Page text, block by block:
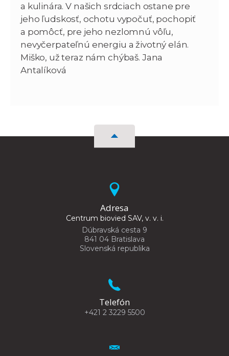
a kulinára. V našich srdciach ostane pre
jeho ľudskosť, ochotu vypočuť, pochopiť
a pomôcť, pre jeho nezlomnú vôľu,
nevyčerpateľnú energiu a životný elán.
Miško, už teraz nám chýbaš. Jana
Antalíková
Adresa
Centrum biovied SAV, v. v. i.
Dúbravská cesta 9
841 04 Bratislava
Slovenská republika
Telefón
+421 2 3229 5500